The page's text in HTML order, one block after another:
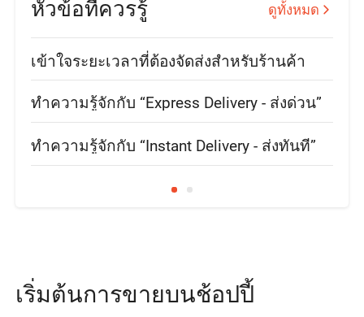
หัวข้อที่ควรรู้ ดูทั้งหมด
เข้าใจระยะเวลาที่ต้องจัดส่งสำหรับร้านค้า
ทำความรู้จักกับ “Express Delivery - ส่งด่วน”
ทำความรู้จักกับ “Instant Delivery - ส่งทันที”
เริ่มต้นการขายบนช้อปปี้